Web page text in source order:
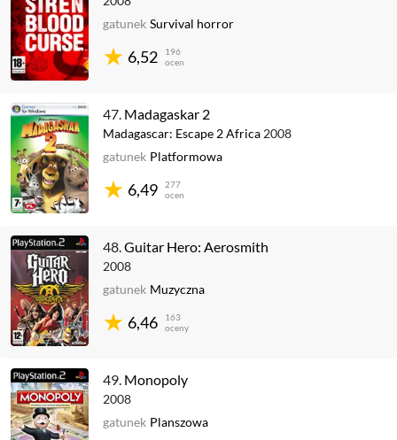
6,52
196
ocen
gatunek Survival horror
47. Madagaskar 2
Madagascar: Escape 2 Africa 2008
6,49
277
ocen
gatunek Platformowa
48.Guitar Hero: Aerosmith
2008
6,46
163
oceny
gatunek Muzyczna
49. Monopoly
2008
gatunek Planszowa